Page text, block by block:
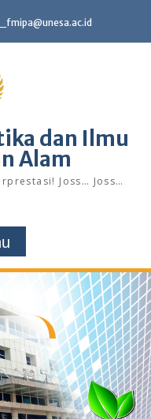
dan Ilmu
Alam
Joss… Joss…